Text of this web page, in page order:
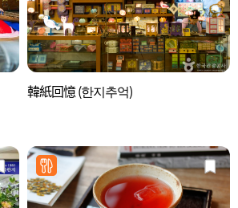
韓紙回憶 (한지추억)